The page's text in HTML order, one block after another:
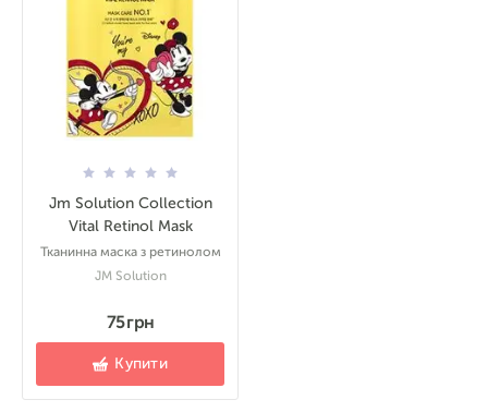
Jm Solution Collection
Vital Retinol Mask
Тканинна маска з ретинолом
JM Solution
75 грн
Купити